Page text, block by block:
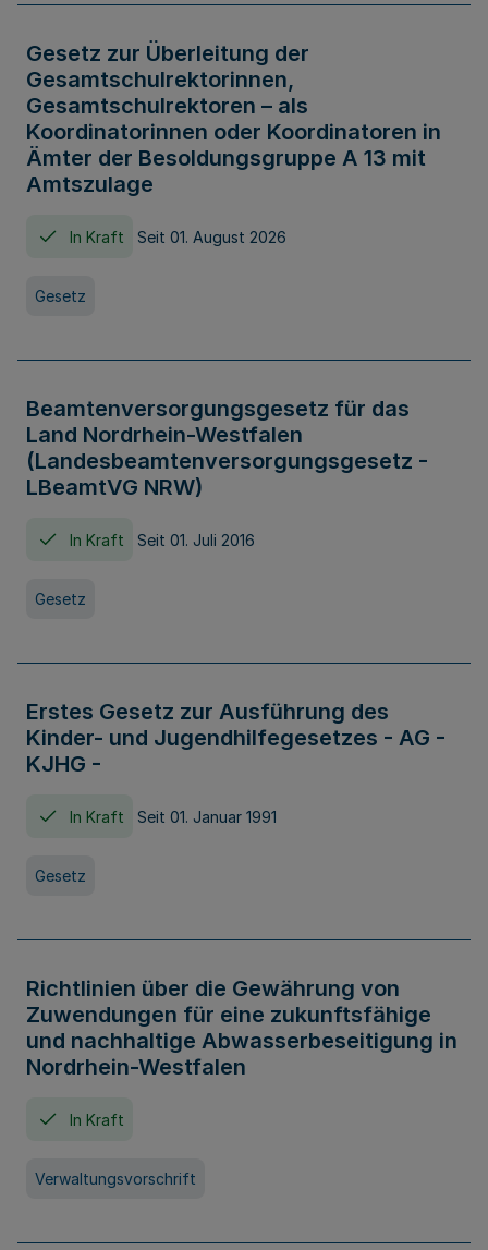
Gesetz zur Überleitung der
Gesamtschulrektorinnen,
Gesamtschulrektoren – als
Koordinatorinnen oder Koordinatoren in
Ämter der Besoldungsgruppe A 13 mit
Amtszulage
In Kraft Seit 01. August 2026
Gesetz
Beamtenversorgungsgesetz für das
Land Nordrhein-Westfalen
(Landesbeamtenversorgungsgesetz -
LBeamtVG NRW)
In Kraft Seit 01. Juli 2016
Gesetz
Erstes Gesetz zur Ausführung des
Kinder- und Jugendhilfegesetzes - AG -
KJHG -
In Kraft Seit 01. Januar 1991
Gesetz
Richtlinien über die Gewährung von
Zuwendungen für eine zukunftsfähige
und nachhaltige Abwasserbeseitigung in
Nordrhein-Westfalen
In Kraft
Verwaltungsvorschrift